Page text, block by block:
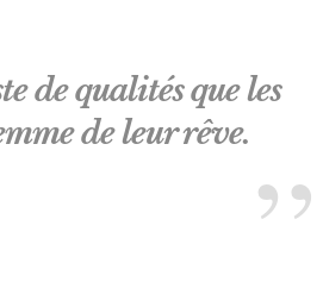
de qualités que les
de leur rêve.